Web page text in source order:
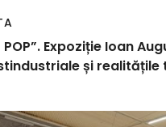
POP”. Expoziție Ioan
și realitățile